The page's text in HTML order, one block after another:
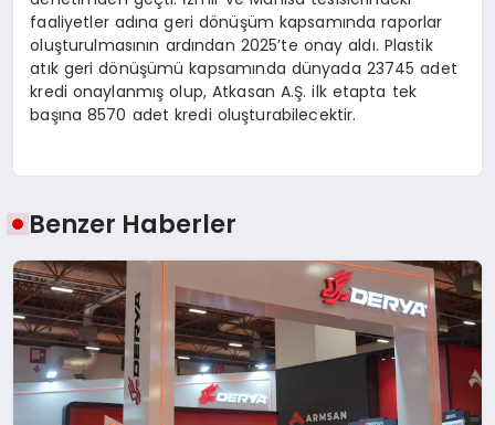
faaliyetler adına geri dönüşüm kapsamında raporlar
oluşturulmasının ardından 2025’te onay aldı. Plastik
atık geri dönüşümü kapsamında dünyada 23745 adet
kredi onaylanmış olup, Atkasan A.Ş. ilk etapta tek
başına 8570 adet kredi oluşturabilecektir.
Benzer Haberler